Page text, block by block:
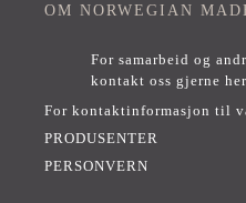
OM NORWEGIAN
For samarbeid og
kontakt oss gjerne her
For kontaktinformasjon til
PRODUSENTER
PERSONVERN